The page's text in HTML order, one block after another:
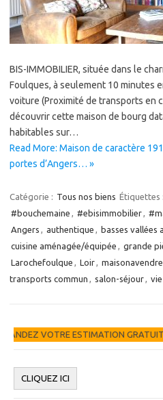
BIS-IMMOBILIER, située dans le
Foulques, à seulement 10 minutes
voiture (Proximité de transports en
découvrir cette maison de bourg
habitables sur…
Read More: Maison de caractère
portes d’Angers… »
Catégorie : Tous nos biens Étiquettes :
#bouchemaine , #ebisimmobilier,
Angers , authentique , basses vallées
cuisine aménagée/équipée , grande
Larochefoulque , Loir, maisonavendre
transports commun , salon-séjour,
GRATUITE